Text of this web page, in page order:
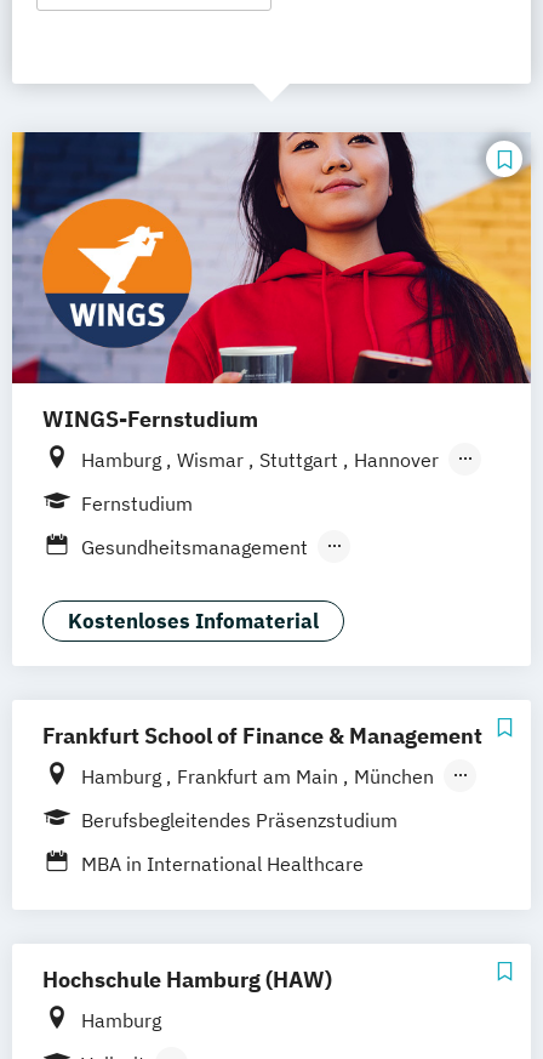
WINGS-Fernstudium
Hamburg Wismar Stuttgart
Hannover
Leipzig
Frankfurt am Main
Nürnberg
Fernstudium
Gesundheitsmanagement
Sozialmanagement
Kostenloses Infomaterial
Frankfurt School of Finance & Management
Hamburg Frankfurt am Main
München
Düsseldorf
Online-Campus Stuttgart
Berufsbegleitendes Präsenzstudium
MBA in International Healthcare
Hochschule Hamburg (HAW)
Hamburg